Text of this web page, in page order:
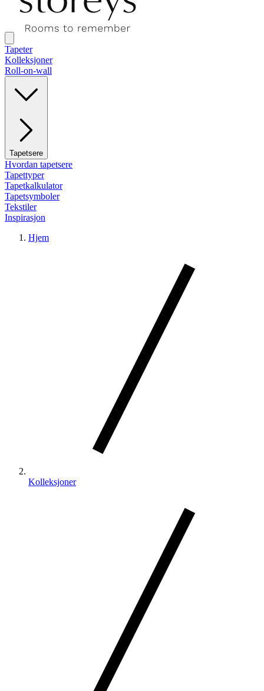
Tapeter
Kolleksjoner
Roll-on-wall
Tapetsere
Hvordan tapetsere
Tapettyper
Tapetkalkulator
Tapetsymboler
Tekstiler
Inspirasjon
Hjem
Kolleksjoner